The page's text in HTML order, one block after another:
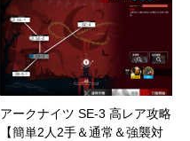
アークナイツ SE-3 高レア攻略
【簡単2人2手＆通常＆強襲対